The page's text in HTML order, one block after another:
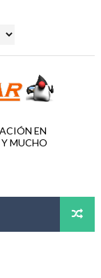
EN
Y MUCHO